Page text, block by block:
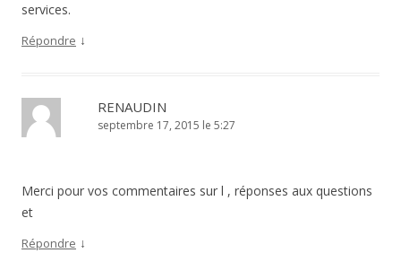
services.
Répondre ↓
RENAUDIN
septembre 17, 2015 le 5:27
Merci pour vos commentaires sur l , réponses aux questions
et
Répondre ↓